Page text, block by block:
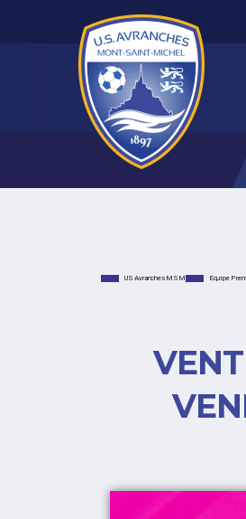
US Avranches MSM Equipe